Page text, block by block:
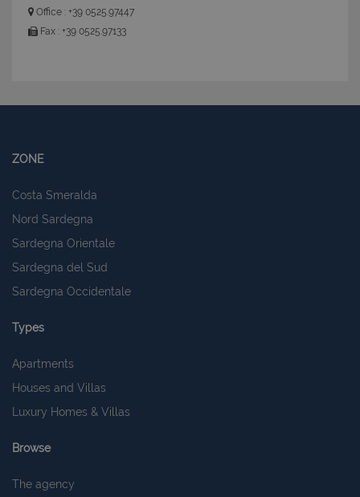
Office : +39 0525.97447
Fax : +39 0525.97133
ZONE
Costa Smeralda
Nord Sardegna
Sardegna Orientale
Sardegna del Sud
Sardegna Occidentale
Types
Apartments
Houses and Villas
Luxury Homes & Villas
Browse
The agency